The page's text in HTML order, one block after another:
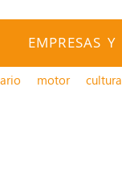
EMPRESAS
motor